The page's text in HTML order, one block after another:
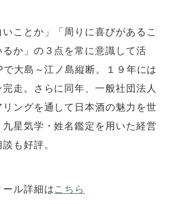
いことか」「周りに喜びがあるこ
か」の３点を常に意識して活
で大島～江ノ島縦断。１９年には
走。さらに同年、一般社団法人
ングを通して日本酒の魅力を世
星気学・姓名鑑定を用いた経営
も好評。
ル詳細はこちら